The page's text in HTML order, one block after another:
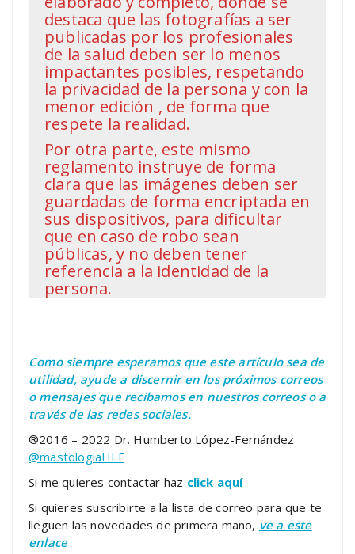
destaca que las fotografías a ser
publicadas por los profesionales
de la salud deben ser lo menos
impactantes posibles, respetando
la privacidad de la persona y con la
menor edición , de forma que
respete la realidad.
Por otra parte, este mismo
reglamento instruye de forma
clara que las imágenes deben ser
guardadas de forma encriptada en
sus dispositivos, para dificultar
que en caso de robo sean
públicas, y no deben tener
referencia a la identidad de la
persona.
Como siempre esperamos que este artículo sea de
utilidad, ayude a discernir en los próximos correos
o mensajes que recibamos en nuestros correos o a
través de las redes sociales.
®2016 – 2022 Dr. Humberto López-Fernández
@mastologiaHLF
Si me quieres contactar haz click aquí
Si quieres suscribirte a la lista de correo para que te
lleguen las novedades de primera mano, ve a este
enlace